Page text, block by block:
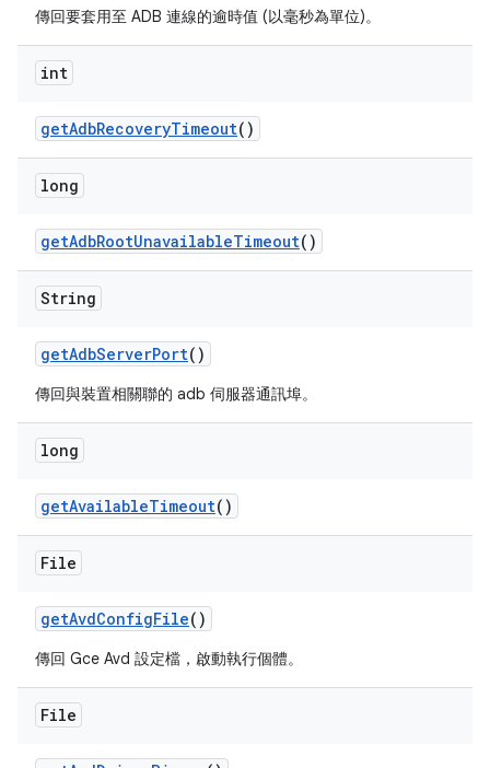
傳回要套用至 ADB 連線的逾時值 (以毫秒為單位)。
int
getAdbRecoveryTimeout()
long
getAdbRootUnavailableTimeout()
String
getAdbServerPort()
傳回與裝置相關聯的 adb 伺服器通訊埠。
long
getAvailableTimeout()
File
getAvdConfigFile()
傳回 Gce Avd 設定檔，啟動執行個體。
File